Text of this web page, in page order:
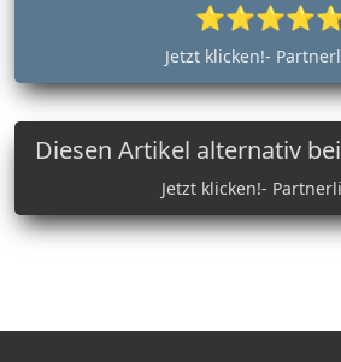
Jetzt klicken!-
Diesen Artikel alternativ bei
Jetzt klicken!-